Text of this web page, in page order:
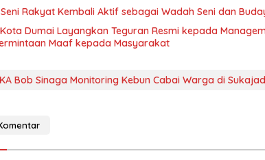
Rakyat Kembali Aktif sebagai Wadah Seni dan
Kota Dumai Layangkan Teguran Resmi kepada
Maaf kepada Masyarakat
Bob Sinaga Monitoring Kebun Cabai Warga di